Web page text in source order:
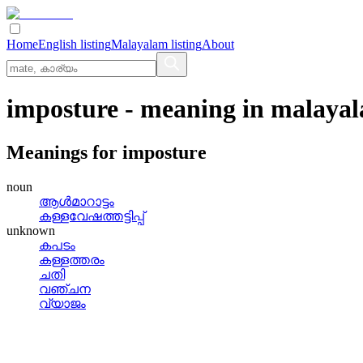
HomeEnglish listingMalayalam listingAbout
imposture - meaning in
Meanings for imposture
noun
ആള്‍മാറാട്ടം
കള്ളവേഷത്തട്ടിപ്പ്
unknown
കപടം
കള്ളത്തരം
ചതി
വഞ്ചന
വ്യാജം